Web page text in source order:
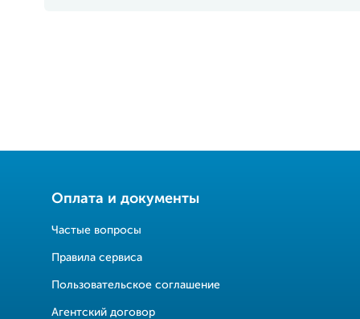
Оплата и документы
Частые вопросы
Правила сервиса
Пользовательское соглашение
Агентский договор